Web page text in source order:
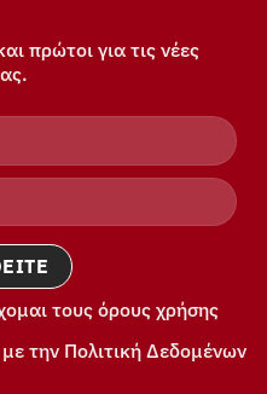
πρώτοι για τις νέες
τους όρους χρήσης
την Πολιτική Δεδομένων